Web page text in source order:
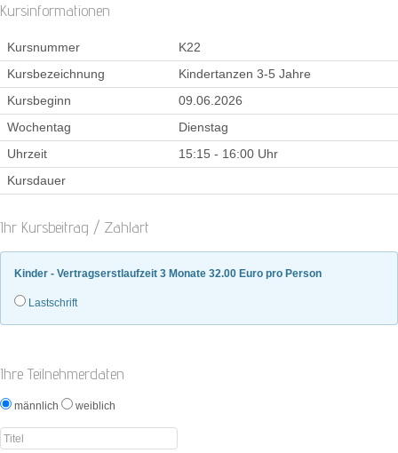
Kursinformationen
Kursnummer
K22
Kursbezeichnung
Kindertanzen 3-5 Jahre
Kursbeginn
09.06.2026
Wochentag
Dienstag
Uhrzeit
15:15 - 16:00 Uhr
Kursdauer
Ihr Kursbeitrag / Zahlart
Kinder - Vertragserstlaufzeit 3 Monate 32.00 Euro pro Person
Lastschrift
Ihre Teilnehmerdaten
männlich weiblich